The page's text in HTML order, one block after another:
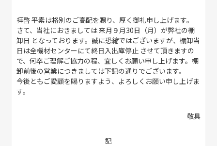
拝啓 平素は格別のご高配を賜り、厚く御礼申し上げます。
さて、当社におきましては 来月９月30日（月）が弊社の棚
卸日 となっております。誠に恐縮ではございますが、棚卸当
日は全機材センターにて終日入出庫停止 させて頂きますの
で、何卒ご理解ご協力の程、宜しくお願い申し上げます。棚
卸前後の営業につきましては下記の通りでございます。
今後ともご愛顧を賜りますよう、よろしくお願い申し上げま
す。
敬具
記